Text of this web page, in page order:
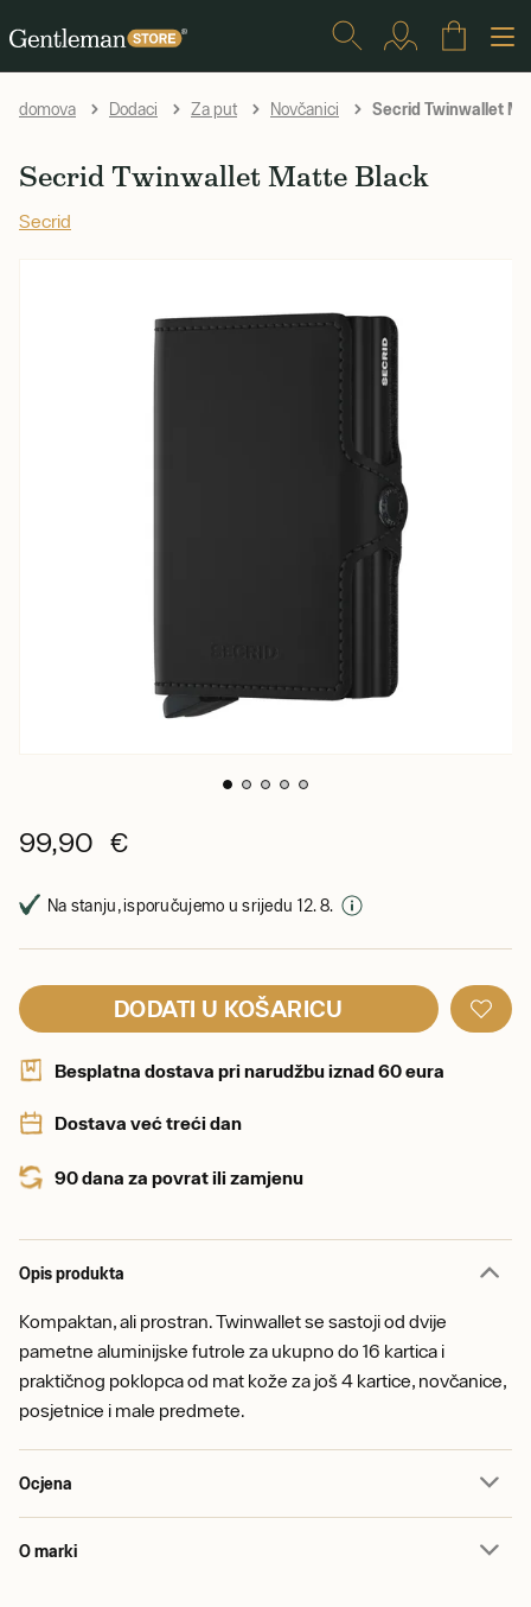
domova Dodaci Za put Novčanici Secrid Twinwallet
Secrid Twinwallet Matte Black
Secrid
99,90 €
Na stanju, isporučujemo u srijedu 12. 8.
DODATI U KOŠARICU
Besplatna dostava pri narudžbu iznad 60 eura
Dostava već treći dan
90 dana za povrat ili zamjenu
Opis produkta
Kompaktan, ali prostran. Twinwallet se sastoji od dvije
pametne aluminijske futrole za ukupno do 16 kartica i
praktičnog poklopca od mat kože za još 4 kartice, novčanice,
posjetnice i male predmete.
Ocjena
O marki